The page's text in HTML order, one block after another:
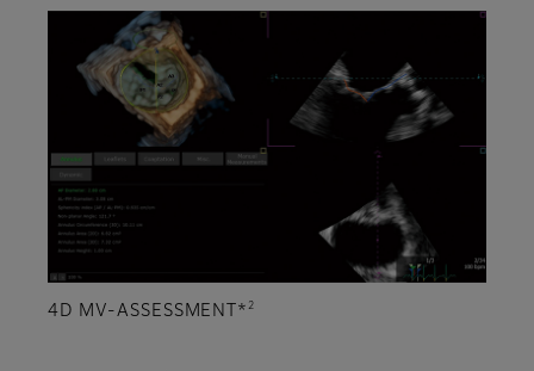
4D MV-ASSESSMENT*2